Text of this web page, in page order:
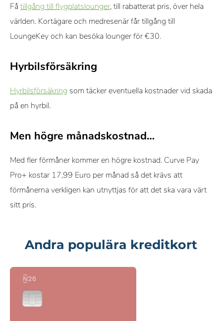
Få tillgång till flygplatslounger, till rabatterat pris, över hela
världen. Kortägare och medresenär får tillgång till
LoungeKey och kan besöka lounger för €30.
Hyrbilsförsäkring
Hyrbilsförsäkring som täcker eventuella kostnader vid skada
på en hyrbil.
Men högre månadskostnad…
Med fler förmåner kommer en högre kostnad. Curve Pay
Pro+ kostar 17,99 Euro per månad så det krävs att
förmånerna verkligen kan utnyttjas för att det ska vara värt
sitt pris.
Andra populära kreditkort